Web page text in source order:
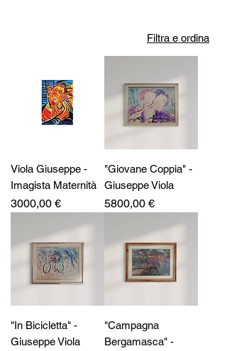
Filtra e ordina
Viola Giuseppe -
Imagista Maternità
Prezzo
3000,00 €
"Giovane Coppia" -
Giuseppe Viola
Prezzo
5800,00 €
"In Bicicletta" -
Giuseppe Viola
"Campagna
Bergamasca" -